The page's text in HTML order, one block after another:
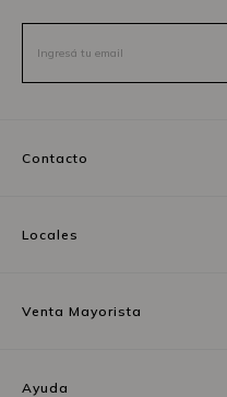
Contacto
Locales
Venta Mayorista
Ayuda